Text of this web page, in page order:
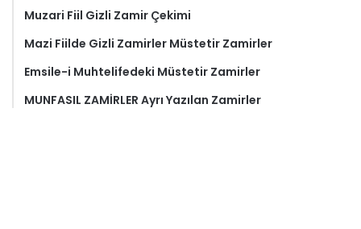
Muzari Fiil Gizli Zamir Çekimi
Mazi Fiilde Gizli Zamirler Müstetir Zamirler
Emsile-i Muhtelifedeki Müstetir Zamirler
MUNFASIL ZAMİRLER Ayrı Yazılan Zamirler